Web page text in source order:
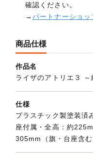
確認ください。
→パートナーショッ
商品仕様
作品名
ライザのアトリエ３
仕様
プラスチック製塗装済
座付属・全高：約
305mm（旗・台座含む